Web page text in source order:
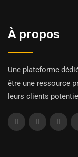
À propos
Une plateforme
être une ressource
leurs clients